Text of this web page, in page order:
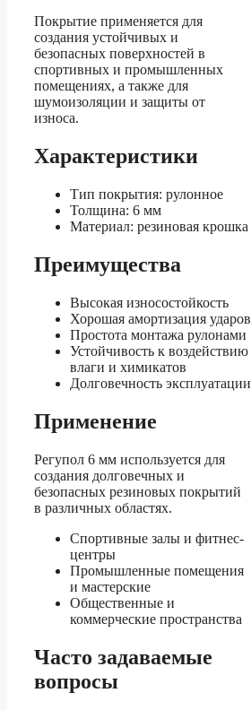
Покрытие применяется для
создания устойчивых и
безопасных поверхностей в
спортивных и промышленных
помещениях, а также для
шумоизоляции и защиты от
износа.
Характеристики
Тип покрытия: рулонное
Толщина: 6 мм
Материал: резиновая крошка
Преимущества
Высокая износостойкость
Хорошая амортизация ударов
Простота монтажа рулонами
Устойчивость к воздействию
влаги и химикатов
Долговечность эксплуатации
Применение
Регупол 6 мм используется для
создания долговечных и
безопасных резиновых покрытий
в различных областях.
Спортивные залы и фитнес-
центры
Промышленные помещения
и мастерские
Общественные и
коммерческие пространства
Часто задаваемые
вопросы